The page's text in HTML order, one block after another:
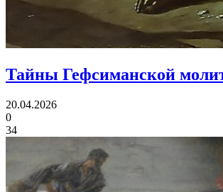
Тайны Гефсиманской
20.04.2026
0
34